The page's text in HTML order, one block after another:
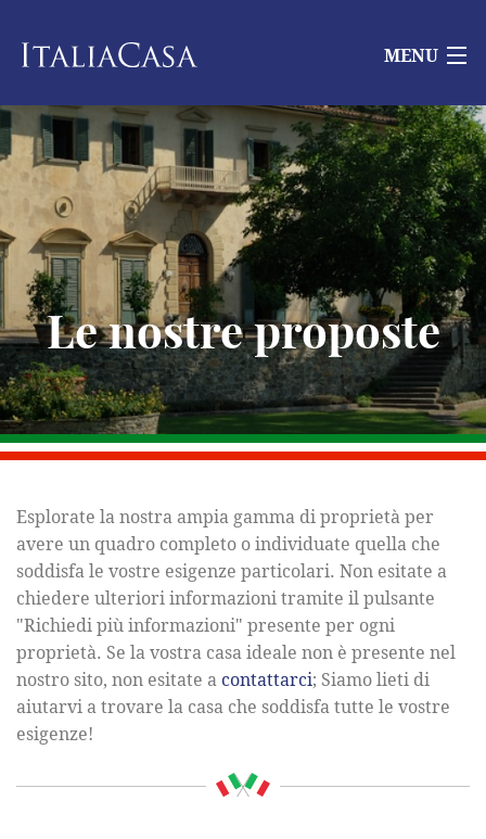
MENU
Le nostre proposte
Esplorate la nostra ampia gamma di proprietà per
avere un quadro completo o individuate quella che
soddisfa le vostre esigenze particolari. Non esitate a
chiedere ulteriori informazioni tramite il pulsante
"Richiedi più informazioni" presente per ogni
proprietà. Se la vostra casa ideale non è presente nel
nostro sito, non esitate a contattarci; Siamo lieti di
aiutarvi a trovare la casa che soddisfa tutte le vostre
esigenze!